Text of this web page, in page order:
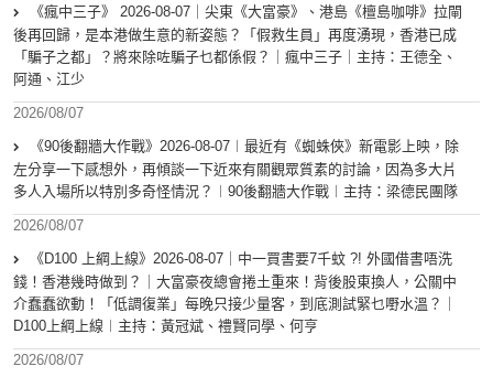
《瘋中三子》 2026-08-07｜尖東《大富豪》、港島《檀島咖啡》拉閘
後再回歸，是本港做生意的新姿態？「假救生員」再度湧現，香港已成
「騙子之都」？將來除咗騙子乜都係假？｜瘋中三子｜主持：王德全、
阿通、江少
2026/08/07
《90後翻牆大作戰》2026-08-07︱最近有《蜘蛛俠》新電影上映，除
左分享一下感想外，再傾談一下近來有關觀眾質素的討論，因為多大片
多人入場所以特別多奇怪情況？︱90後翻牆大作戰︱主持：梁德民團隊
2026/08/07
《D100 上綱上線》2026-08-07｜中一買書要7千蚊 ?! 外國借書唔洗
錢！香港幾時做到？｜大富豪夜總會捲土重來！背後股東換人，公關中
介蠢蠢欲動！「低調復業」每晚只接少量客，到底測試緊乜嘢水溫？｜
D100上綱上線︱主持：黃冠斌、禮賢同學、何亨
2026/08/07